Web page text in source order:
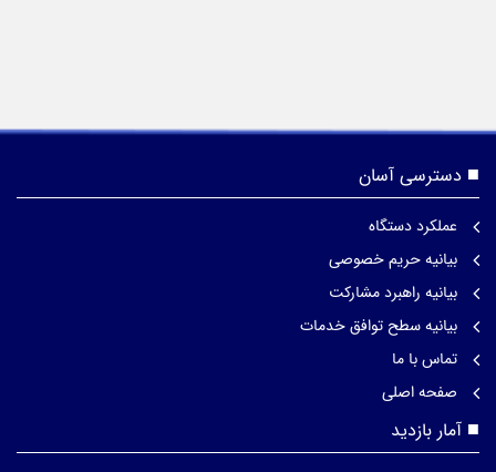
دسترسی آسان
عملکرد دستگاه
بیانیه حریم خصوصی
بیانیه راهبرد مشارکت
بیانیه سطح توافق خدمات
تماس با ما
صفحه اصلی
آمار بازدید